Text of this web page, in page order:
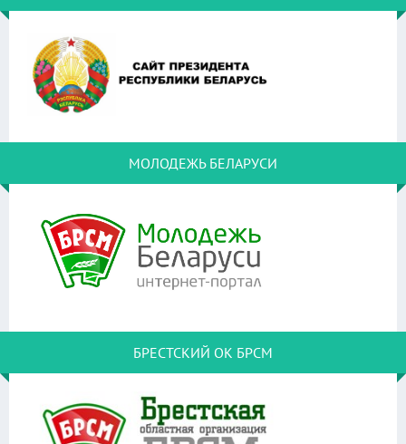
МОЛОДЕЖЬ БЕЛАРУСИ
БРЕСТСКИЙ ОК БРСМ